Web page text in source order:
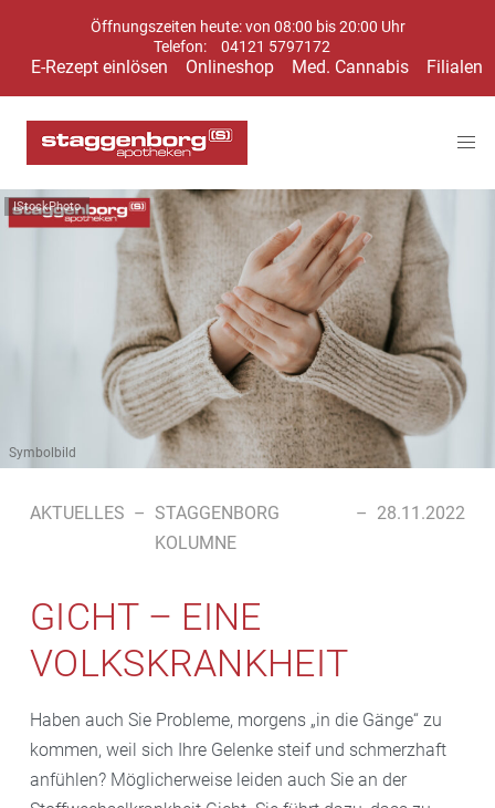
Öffnungszeiten heute: von 08:00 bis 20:00 Uhr
Telefon:
04121 5797172
E-Rezept einlösen Onlineshop Med. Cannabis Filialen
IStockPhoto
Symbolbild
AKTUELLES – STAGGENBORG
KOLUMNE
– 28.11.2022
GICHT – EINE
VOLKSKRANKHEIT
Haben auch Sie Probleme, morgens „in die Gänge“ zu
kommen, weil sich Ihre Gelenke steif und schmerzhaft
anfühlen? Möglicherweise leiden auch Sie an der